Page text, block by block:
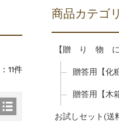
11件
商品カテゴ
【贈 り 物 に
贈答用【化
贈答用【木
お試しセット(送